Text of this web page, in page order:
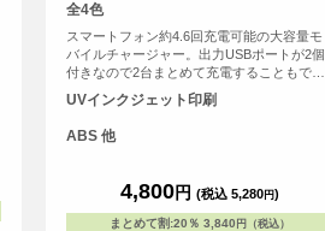
全4色
スマートフォン約4.6回充電可能の大容量モ
バイルチャージャー。出力USBポートが2個
付きなので2台まとめて充電することもでき
ます！(付属ケーブルは1つ)残容量はLEDラ
イトで表示されるのでわかりやすいです。大
容量で、出先などの電源が確保できない時や
出張時、災害時でも活躍！
UVインクジェット印刷
ABS 他
4,800円 (税込 5,280円)
まとめて割:20％ 3,840 円（税込）